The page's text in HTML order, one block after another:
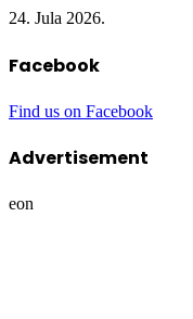
24. Jula 2026.
Facebook
Find us on Facebook
Advertisement
eon